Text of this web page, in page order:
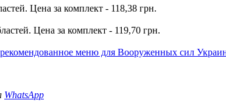
Цена за комплект - 118,38 грн.
Цена за комплект - 119,70 грн.
рекомендованное меню для Вооруженных сил
WhatsApp